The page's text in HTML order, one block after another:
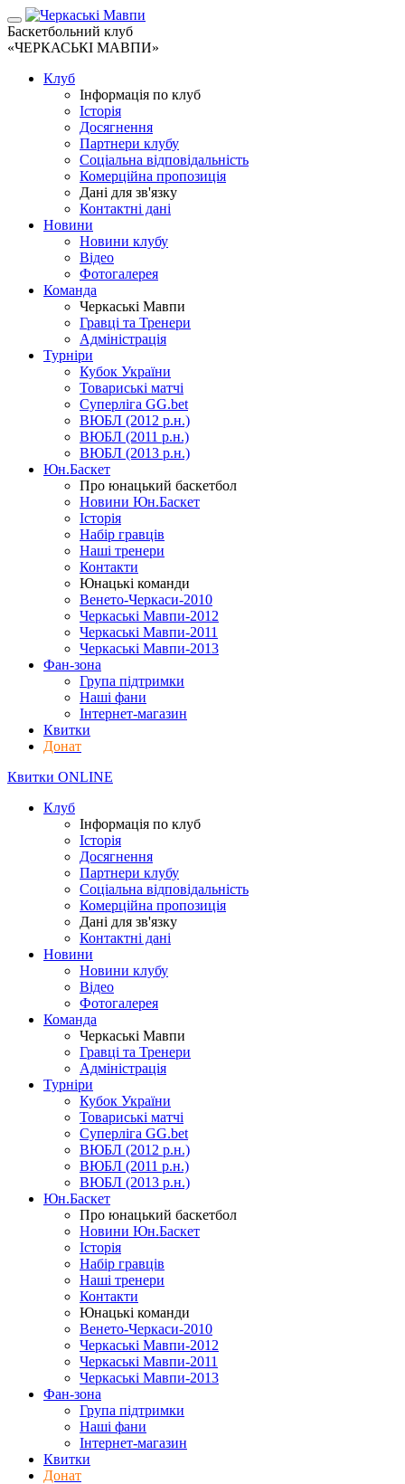
Баскетбольний клуб
«ЧЕРКАСЬКІ МАВПИ»
Клуб
Інформація по клуб
Історія
Досягнення
Партнери клубу
Соціальна відповідальність
Комерційна пропозиція
Дані для зв'язку
Контактні дані
Новини
Новини клубу
Відео
Фотогалерея
Команда
Черкаські Мавпи
Гравці та Тренери
Адміністрація
Турніри
Кубок України
Товариські матчі
Суперліга GG.bet
ВЮБЛ (2012 р.н.)
ВЮБЛ (2011 р.н.)
ВЮБЛ (2013 р.н.)
Юн.Баскет
Про юнацький баскетбол
Новини Юн.Баскет
Історія
Набір гравців
Наші тренери
Контакти
Юнацькі команди
Венето-Черкаси-2010
Черкаські Мавпи-2012
Черкаські Мавпи-2011
Черкаські Мавпи-2013
Фан-зона
Група підтримки
Наші фани
Інтернет-магазин
Квитки
Донат
Квитки ONLINE
Клуб
Інформація по клуб
Історія
Досягнення
Партнери клубу
Соціальна відповідальність
Комерційна пропозиція
Дані для зв'язку
Контактні дані
Новини
Новини клубу
Відео
Фотогалерея
Команда
Черкаські Мавпи
Гравці та Тренери
Адміністрація
Турніри
Кубок України
Товариські матчі
Суперліга GG.bet
ВЮБЛ (2012 р.н.)
ВЮБЛ (2011 р.н.)
ВЮБЛ (2013 р.н.)
Юн.Баскет
Про юнацький баскетбол
Новини Юн.Баскет
Історія
Набір гравців
Наші тренери
Контакти
Юнацькі команди
Венето-Черкаси-2010
Черкаські Мавпи-2012
Черкаські Мавпи-2011
Черкаські Мавпи-2013
Фан-зона
Група підтримки
Наші фани
Інтернет-магазин
Квитки
Донат